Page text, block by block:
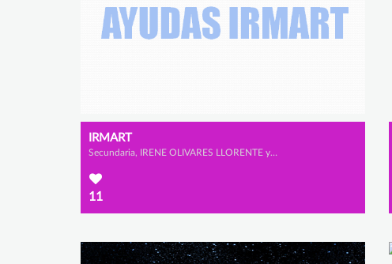
IRMART
Secundaria, IRENE OLIVARES LLORENTE y MARTINA ECHEVERRÍA SÁNCHEZ
11